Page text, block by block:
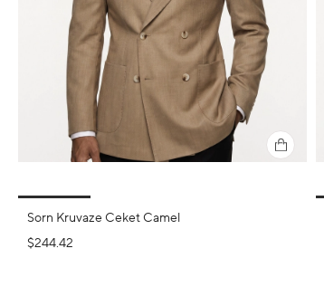
Sorn Kruvaze Ceket Camel
$244.42